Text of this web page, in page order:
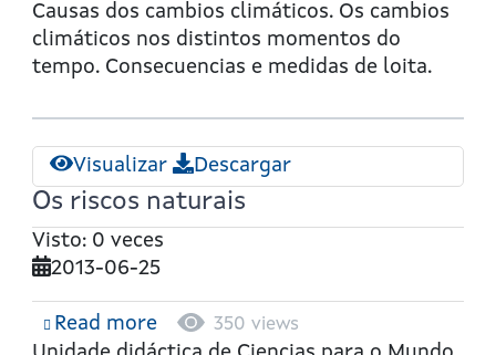
Causas dos cambios climáticos. Os cambios
climáticos nos distintos momentos do
tempo. Consecuencias e medidas de loita.
Visualizar Descargar
Os riscos naturais
Visto: 0 veces
2013-06-25
Read moreabout 350 views